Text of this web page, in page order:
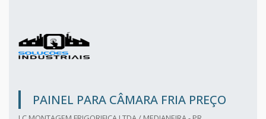
PAINEL PARA CÂMARA FRIA PREÇO